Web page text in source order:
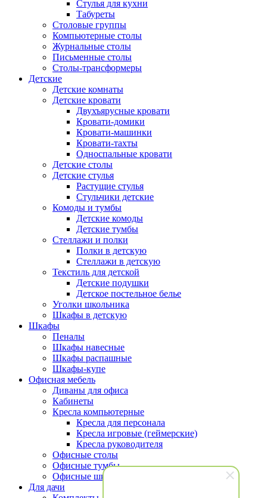
Стулья для кухни
Табуреты
Столовые группы
Компьютерные столы
Журнальные столы
Письменные столы
Столы-трансформеры
Детские
Детские комнаты
Детские кровати
Двухъярусные кровати
Кровати-домики
Кровати-машинки
Кровати-тахты
Односпальные кровати
Детские столы
Детские стулья
Растущие стулья
Стульчики детские
Комоды и тумбы
Детские комоды
Детские тумбы
Стеллажи и полки
Полки в детскую
Стеллажи в детскую
Текстиль для детской
Детские подушки
Детское постельное белье
Уголки школьника
Шкафы в детскую
Шкафы
Пеналы
Шкафы навесные
Шкафы распашные
Шкафы-купе
Офисная мебель
Диваны для офиса
Кабинеты
Кресла компьютерные
Кресла для персонала
Кресла игровые (геймерские)
Кресла руководителя
Офисные столы
Офисные тумбы
Офисные шкафы и стеллажи
Для дачи